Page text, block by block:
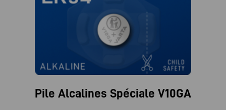
Pile Alcalines Spéciale V10GA